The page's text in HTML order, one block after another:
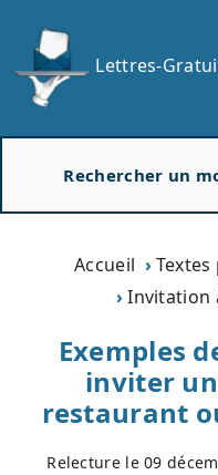
Lettres-
Accueil
Invitation
Exemples
inviter
restaurant
Relecture le09